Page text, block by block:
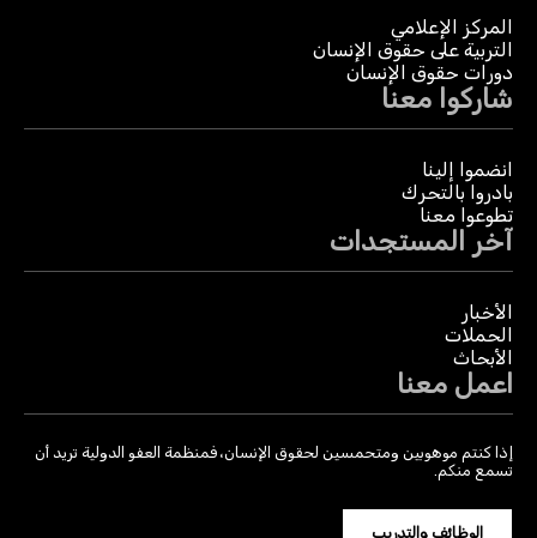
المركز الإعلامي
التربية على حقوق الإنسان
دورات حقوق الإنسان
شاركوا معنا
انضموا إلينا
بادروا بالتحرك
تطوعوا معنا
آخر المستجدات
الأخبار
الحملات
الأبحاث
اعمل معنا
إذا كنتم موهوبين ومتحمسين لحقوق الإنسان، فمنظمة العفو الدولية تريد أن
تسمع منكم.
الوظائف والتدريب